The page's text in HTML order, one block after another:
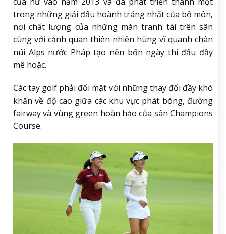
trong những giải đấu hoành tráng nhất của bộ môn,
nơi chất lượng của những màn tranh tài trên sân
cùng với cảnh quan thiên nhiên hùng vĩ quanh chân
núi Alps nước Pháp tạo nên bốn ngày thi đấu đầy
mê hoặc.
Các tay golf phải đối mặt với những thay đổi đầy khó
khăn về độ cao giữa các khu vực phát bóng, đường
fairway và vùng green hoàn hảo của sân Champions
Course.